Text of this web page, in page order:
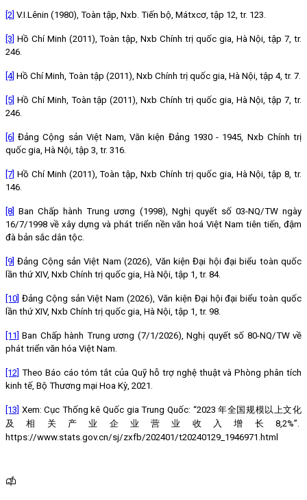
[2] V.I.Lênin (1980), Toàn tập, Nxb. Tiến bộ, Mátxcơ, tập 12, tr. 123.
[3] Hồ Chí Minh (2011), Toàn tập, Nxb Chính trị quốc gia, Hà Nội, tập 7, tr.
246.
[4] Hồ Chí Minh, Toàn tập (2011), Nxb Chính trị quốc gia, Hà Nội, tập 4, tr. 7.
[5] Hồ Chí Minh, Toàn tập (2011), Nxb Chính trị quốc gia, Hà Nội, tập 7, tr.
246.
[6] Đảng Cộng sản Việt Nam, Văn kiện Đảng 1930 - 1945, Nxb Chính trị
quốc gia, Hà Nội, tập 3, tr. 316.
[7] Hồ Chí Minh (2011), Toàn tập, Nxb Chính trị quốc gia, Hà Nội, tập 8, tr.
146.
[8] Ban Chấp hành Trung ương (1998), Nghị quyết số 03-NQ/TW ngày
16/7/1998 về xây dựng và phát triển nền văn hoá Việt Nam tiên tiến, đậm
đà bản sắc dân tộc.
[9] Đảng Cộng sản Việt Nam (2026), Văn kiện Đại hội đại biểu toàn quốc
lần thứ XIV, Nxb Chính trị quốc gia, Hà Nội, tập 1, tr. 84.
[10] Đảng Cộng sản Việt Nam (2026), Văn kiện Đại hội đại biểu toàn quốc
lần thứ XIV, Nxb Chính trị quốc gia, Hà Nội, tập 1, tr. 98.
[11] Ban Chấp hành Trung ương (7/1/2026), Nghị quyết số 80-NQ/TW về
phát triển văn hóa Việt Nam.
[12] Theo Báo cáo tóm tắt của Quỹ hỗ trợ nghệ thuật và Phòng phân tích
kinh tế, Bộ Thương mại Hoa Kỳ, 2021.
[13] Xem: Cục Thống kê Quốc gia Trung Quốc: “2023 年全国规模以上文化
及相关产业企业营业收入增长8,2%”.
https://www.stats.gov.cn/sj/zxfb/202401/t20240129_1946971.html